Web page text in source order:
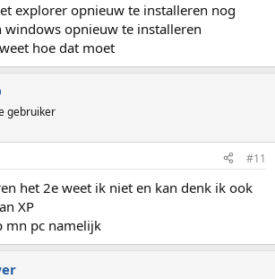
explorer opnieuw te installeren nog
windows opnieuw te installeren
hoe dat moet
gebruiker
#11
het 2e weet ik niet en kan denk ik ook
XP
mn pc namelijk